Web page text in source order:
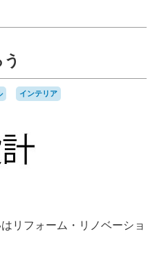
インテリア
リフォーム・リノベーショ